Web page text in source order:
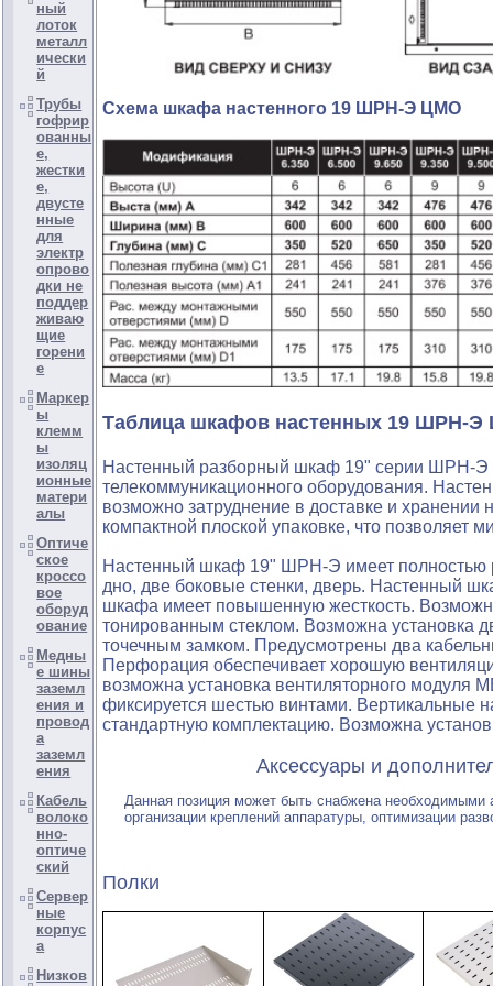
ный
лоток
металл
ически
й
Трубы
гофрир
ованны
е,
жестки
е,
двусте
нные
для
электр
опрово
дки не
поддер
живаю
щие
горени
е
Маркер
ы
клемм
ы
изоляц
ионные
матери
алы
Оптиче
ское
кроссо
вое
оборуд
ование
Медны
е шины
заземл
ения и
провод
а
заземл
ения
Кабель
волоко
нно-
оптиче
ский
Сервер
ные
корпус
а
Низков
Схема шкафа настенного 19 ШРН-Э ЦМО
Таблица шкафов настенных 19 ШРН-
Настенный разборный шкаф 19" серии ШРН-Э
телекоммуникационного оборудования.
возможно затруднение в доставке и
компактной плоской упаковке, что позволяет
Настенный шкаф 19" ШРН-Э имеет полностью
дно, две боковые стенки, дверь. Настенный
шкафа имеет повышенную жесткость.
тонированным стеклом. Возможна установка
точечным замком. Предусмотрены два
Перфорация обеспечивает хорошую
возможна установка вентиляторного модуля
фиксируется шестью винтами. Вертикальные
стандартную комплектацию. Возможна
Аксессуары и
Данная позиция может быть снабжена
организации креплений аппаратуры, оптимизации
Полки